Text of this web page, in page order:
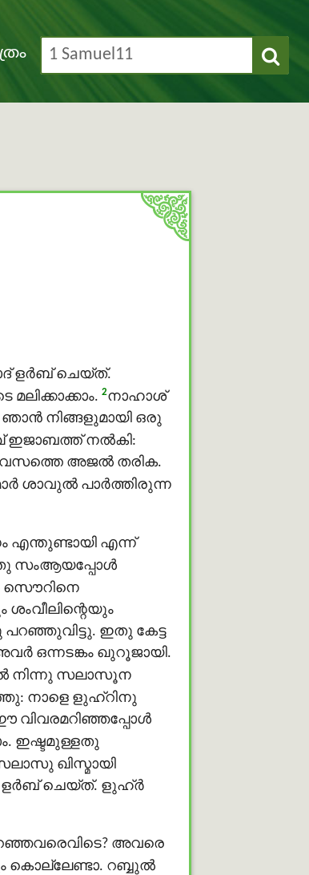
ളർബ് ചെയ്ത്.
2നാഹാശ്
നിങ്ങളുമായി ഒരു
നൽകി:
അജൽ തരിക.
ശാവുൽ പാർത്തിരുന്ന
എന്ന്
സംആയപ്പോള്‍
സൌറിനെ
ഇതു കേട്ട
ഒന്നടങ്കം ഖുറൂജായി.
നിന്നു സലാസൂന
നാളെ ളുഹ്റിനു
ഇഷ്ടമുള്ളതു
ഖിസ്മായി
ളർബ് ചെയ്ത്. ളുഹ്ർ
അവരെ
റബ്ബുൽ